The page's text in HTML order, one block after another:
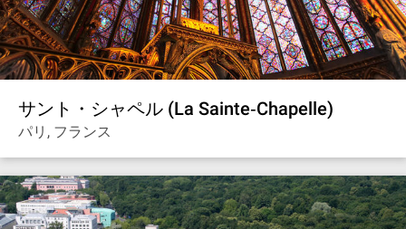
サント・シャペル (La Sainte‐Chapelle)
パリ, フランス